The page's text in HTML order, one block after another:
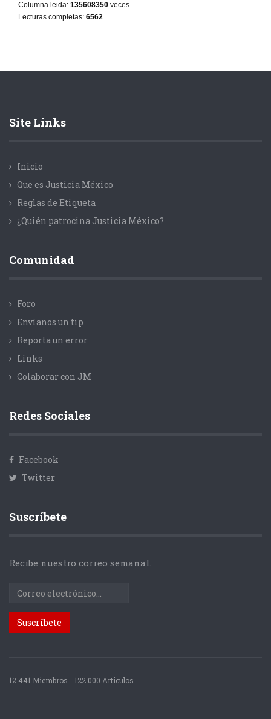
Columna leida: 135608350 veces.
Lecturas completas: 6562
Site Links
Inicio
Que es Justicia México
Reglas de Etiqueta
¿Quién patrocina Justicia México?
Comunidad
Foro
Envíanos un tip
Reporta un error
Links
Colaborar con JM
Redes Sociales
Facebook
Twitter
Suscríbete
Recibe nuestro correo semanal.
12.441 Miembros 122.000 Articulos